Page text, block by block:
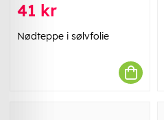
41 kr
Nødteppe i sølvfolie